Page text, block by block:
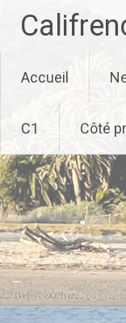
to
content
Accueil
C1 Côté